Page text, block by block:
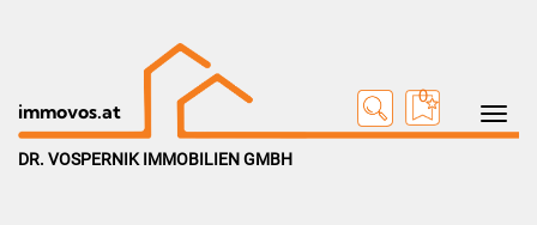
Toggle
immovos.at
0
DR. VOSPERNIK IMMOBILIEN GMBH